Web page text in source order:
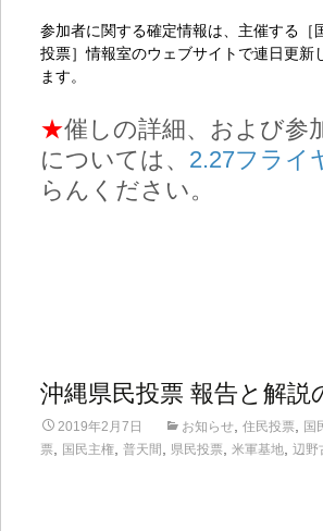
参加者に関する確定情報は、主催する［
投票］情報室のウェブサイトで連日更新
ます。
★催しの詳細、および参
については、 2.27フライ
らんください。
沖縄県民投票 報告と解説
2019年2月7日 お知らせ 住民投票, 国
票, 国民主権, 普天間 県民投票, 米軍基地, 辺野